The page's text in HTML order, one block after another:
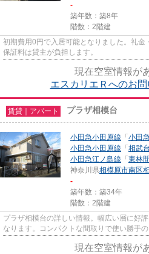
-
築年数：築8年
階数：2階建
初期費用0円で入居可能となりました。礼金
保証料は貸主が負担します。
現在空室情報が
エスカリエＲへのお
賃貸｜アパート プラザ相模台
小田急小田原線 「 小田
小田急小田原線 「 相武
小田急江ノ島線 「 東林間
神奈川県相模原市南区
-
築年数：築34年
階数：2階建
プラザ相模台の詳しい情報。幅広い層に好
なります。コンパクトな間取りで使い勝手
現在空室情報が